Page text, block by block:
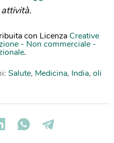
con Licenza Creative
- Non commerciale -
.
Salute, Medicina, India, oli